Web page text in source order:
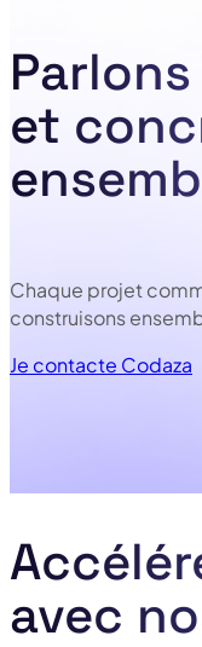
et
Chaque projet
construisons
Je contacte Codaza
avec